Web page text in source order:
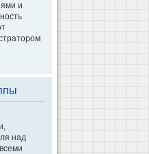
и
над